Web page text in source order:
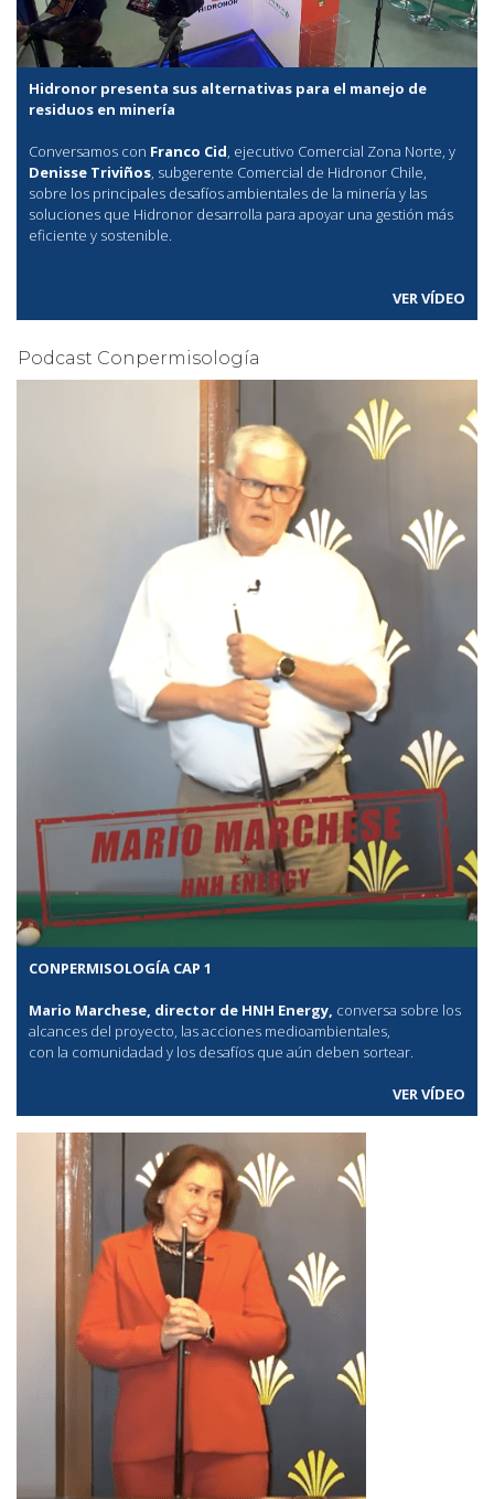
Hidronor presenta sus alternativas para el manejo de
residuos en minería
Conversamos con Franco Cid, ejecutivo Comercial Zona Norte, y
Denisse Triviños, subgerente Comercial de Hidronor Chile,
sobre los principales desafíos ambientales de la minería y las
soluciones que Hidronor desarrolla para apoyar una gestión más
eficiente y sostenible.
VER VÍDEO
Podcast Conpermisología
CONPERMISOLOGÍA CAP 1
Mario Marchese, director de HNH Energy, conversa sobre los
alcances del proyecto, las acciones medioambientales,
con la comunidadad y los desafíos que aún deben sortear.
VER VÍDEO